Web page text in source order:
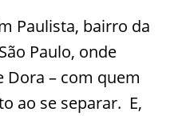
Paulista, bairro da
Paulo, onde
Dora – com quem
ao se separar. E,